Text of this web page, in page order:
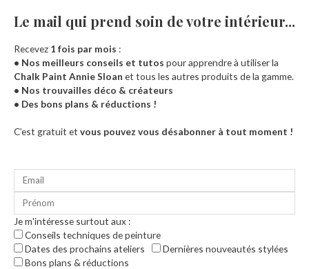
Accueil
Le mail qui prend soin de votre intérieur...​
Recevez 1 fois par mois :
• Nos meilleurs conseils et tutos pour apprendre à utiliser la
Chalk Paint Annie Sloan et tous les autres produits de la gamme.
• Nos trouvailles déco & créateurs
• Des bons plans & réductions !
C’est gratuit et vous pouvez vous désabonner à tout moment !
Je m'intéresse surtout aux :
Conseils techniques de peinture
Dates des prochains ateliers
Dernières nouveautés stylées
Bons plans & réductions